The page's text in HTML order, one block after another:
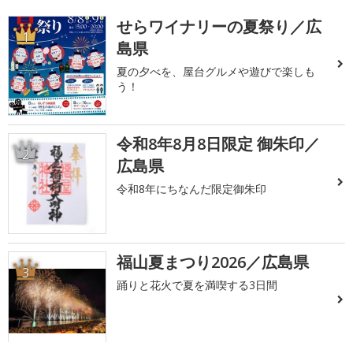
1
せらワイナリーの夏祭り／広
島県
夏の夕べを、屋台グルメや遊びで楽しも
う！
2
令和8年8月8日限定 御朱印／
広島県
令和8年にちなんだ限定御朱印
3 福山夏まつり2026／広島県
踊りと花火で夏を満喫する3日間